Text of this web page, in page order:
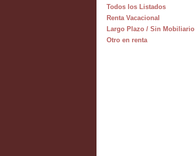
Todos los Listados
Renta Vacacional
Largo Plazo / Sin Mobiliario
Otro en renta